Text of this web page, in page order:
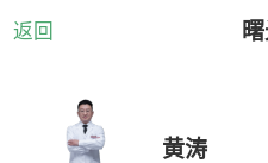
返回
黄涛